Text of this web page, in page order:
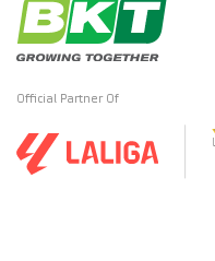
Official Partner Of